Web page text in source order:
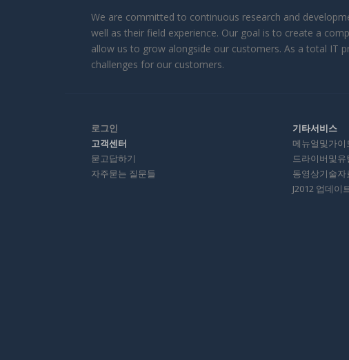
We are committed to continuous research and
well as their field experience. Our goal is to create a
allow us to grow alongside our customers. As a total IT
challenges for our customers.
로그인
고객센터
묻고답하기
자주묻는 질문들
기타서비스
메뉴얼및가이
드라이버및유
동영상기술자
J2012 업데이